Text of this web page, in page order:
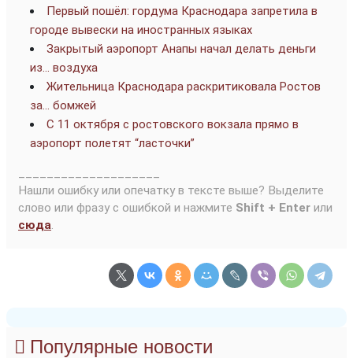
Первый пошёл: гордума Краснодара запретила в
городе вывески на иностранных языках
Закрытый аэропорт Анапы начал делать деньги
из… воздуха
Жительница Краснодара раскритиковала Ростов
за… бомжей
С 11 октября с ростовского вокзала прямо в
аэропорт полетят “ласточки”
Нашли ошибку или опечатку в тексте выше? Выделите
слово или фразу с ошибкой и нажмите Shift + Enter или
сюда.
Популярные новости